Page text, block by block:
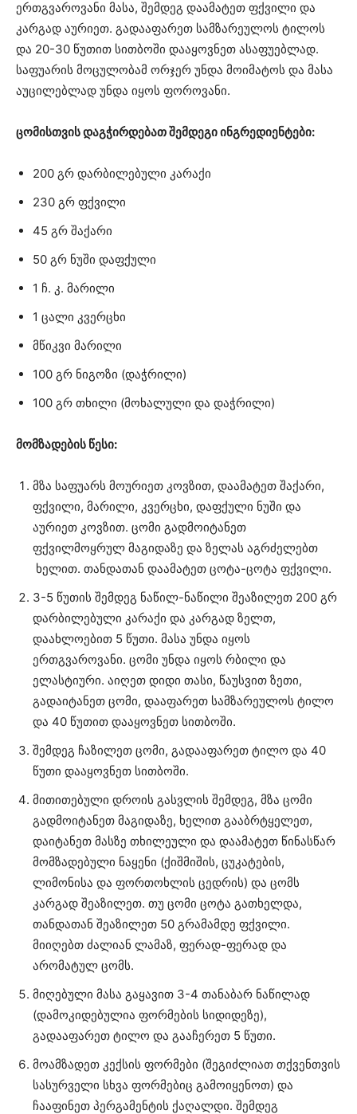
ერთგვაროვანი მასა, შემდეგ დაამატეთ ფქვილი და
კარგად აურიეთ. გადააფარეთ სამზარეულოს ტილოს
და 20-30 წუთით სითბოში დააყოვნეთ ასაფუებლად.
საფუარის მოცულობამ ორჯერ უნდა მოიმატოს და მასა
აუცილებლად უნდა იყოს ფოროვანი.
ცომისთვის დაგჭირდებათ შემდეგი ინგრედიენტები:
200 გრ დარბილებული კარაქი
230 გრ ფქვილი
45 გრ შაქარი
50 გრ ნუში დაფქული
1 ჩ. კ. მარილი
1 ცალი კვერცხი
მწიკვი მარილი
100 გრ ნიგოზი (დაჭრილი)
100 გრ თხილი (მოხალული და დაჭრილი)
მომზადების წესი:
მზა საფუარს მოურიეთ კოვზით, დაამატეთ შაქარი,
ფქვილი, მარილი, კვერცხი, დაფქული ნუში და
აურიეთ კოვზით. ცომი გადმოიტანეთ
ფქვილმოყრულ მაგიდაზე და ზელას აგრძელებთ
ხელით. თანდათან დაამატეთ ცოტა-ცოტა ფქვილი.
3-5 წუთის შემდეგ ნაწილ-ნაწილი შეაზილეთ 200 გრ
დარბილებული კარაქი და კარგად ზელთ,
დაახლოებით 5 წუთი. მასა უნდა იყოს
ერთგვაროვანი. ცომი უნდა იყოს რბილი და
ელასტიური. აიღეთ დიდი თასი, წაუსვით ზეთი,
გადაიტანეთ ცომი, დააფარეთ სამზარეულოს ტილო
და 40 წუთით დააყოვნეთ სითბოში.
შემდეგ ჩაზილეთ ცომი, გადააფარეთ ტილო და 40
წუთი დააყოვნეთ სითბოში.
მითითებული დროის გასვლის შემდეგ, მზა ცომი
გადმოიტანეთ მაგიდაზე, ხელით გააბრტყელეთ,
დაიტანეთ მასზე თხილეული და დაამატეთ წინასწარ
მომზადებული ნაყენი (ქიშმიშის, ცუკატების,
ლიმონისა და ფორთოხლის ცედრის) და ცომს
კარგად შეაზილეთ. თუ ცომი ცოტა გათხელდა,
თანდათან შეაზილეთ 50 გრამამდე ფქვილი.
მიიღებთ ძალიან ლამაზ, ფერად-ფერად და
არომატულ ცომს.
მიღებული მასა გაყავით 3-4 თანაბარ ნაწილად
(დამოკიდებულია ფორმების სიდიდეზე),
გადააფარეთ ტილო და გააჩერეთ 5 წუთი.
მოამზადეთ კექსის ფორმები (შეგიძლიათ თქვენთვის
სასურველი სხვა ფორმებიც გამოიყენოთ) და
ჩააფინეთ პერგამენტის ქაღალდი. შემდეგ